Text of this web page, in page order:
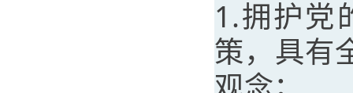
1.拥护党
策，具有